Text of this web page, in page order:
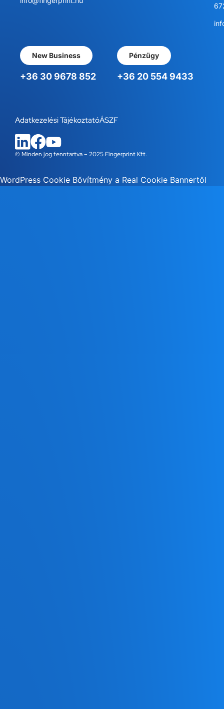
New Business
+36 30 9678 852
Pénzügy
+36 20 554 9433
© Minden jog fenntartva – 2025 Fingerprint Kft.
Adatkezelési TájékoztatóÁSZF
WordPress Cookie Bővítmény a Real Cookie Bannertől